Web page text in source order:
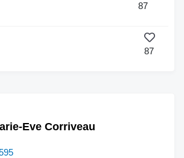
87
87
Eve Corriveau